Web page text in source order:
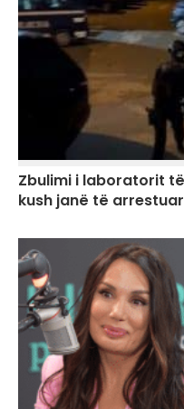
Zbulimi i laboratorit
kush janë të